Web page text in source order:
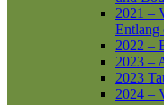
2021 –
Entlang
2022 –
2023 –
2023
2024 –